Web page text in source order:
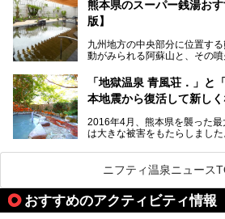
今回は地元九州の温泉ライター
設・家族風呂の3パターンに分
ご紹介。ぜひ、湯めぐりの参
熊本県のスーパー銭湯お
版】
九州地方の中央部分に位置す
動がみられる阿蘇山と、その噴
す。
そんな熊本県は、県内の至る
泉県でもあります。山鹿温泉、
出すスーパー銭湯が豊富です
をピックアップしました。
「地獄温泉 青風荘．」と
本地震から復活して新し
2016年4月、熊本県を襲った
は大きな被害をもたらしました
阿蘇山麓の南阿蘇村の「地獄
荘」から400mほど離れた「垂
館」の2軒は、この地震による
期は孤立状態に。もしかした
温泉」と「垂玉温泉」の名前を
ん。
ニフティ温泉ニュース
おすすめのアクティビティ情報